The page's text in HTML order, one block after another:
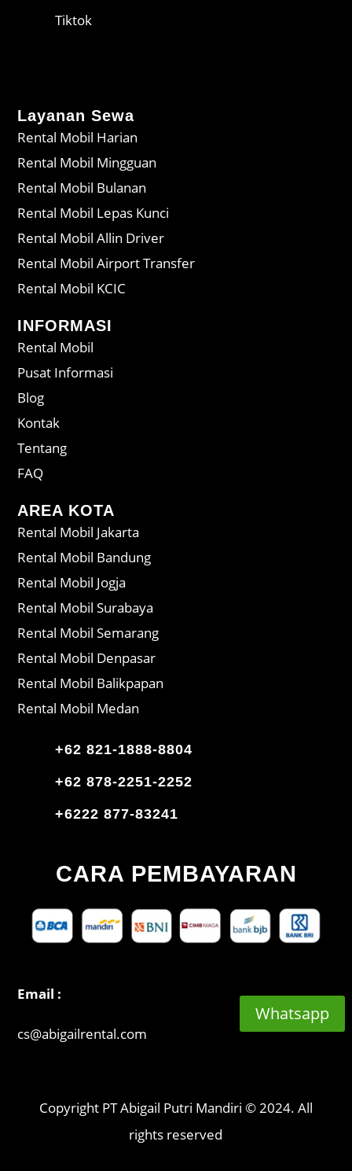
Tiktok
Layanan Sewa
Rental Mobil Harian
Rental Mobil Mingguan
Rental Mobil Bulanan
Rental Mobil Lepas Kunci
Rental Mobil Allin Driver
Rental Mobil Airport Transfer
Rental Mobil KCIC
INFORMASI
Rental Mobil
Pusat Informasi
Blog
Kontak
Tentang
FAQ
AREA KOTA
Rental Mobil Jakarta
Rental Mobil Bandung
Rental Mobil Jogja
Rental Mobil Surabaya
Rental Mobil Semarang
Rental Mobil Denpasar
Rental Mobil Balikpapan
Rental Mobil Medan
+62 821-1888-8804
+62 878-2251-2252
+6222 877-83241
CARA PEMBAYARAN
Email :
cs@abigailrental.com
Copyright PT Abigail Putri Mandiri © 2024. All
rights reserved
Whatsapp